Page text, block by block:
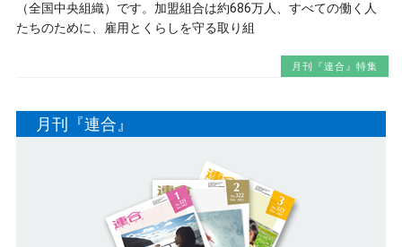
（全国中央組織）です。加盟組合は約686万人、すべての働く人
たちのために、雇用とくらしを守る取り組
月刊『連合』特集
月刊『連合』